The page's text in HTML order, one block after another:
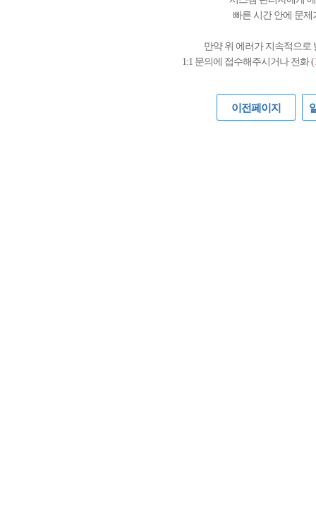
빠른 시간 안에 문
만약 위 에러가 지속적으로
1:1 문의에 접수해주시거나 전화 (
이전페이지